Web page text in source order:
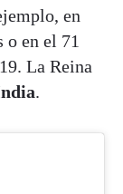
en
o en el 71
La Reina
.